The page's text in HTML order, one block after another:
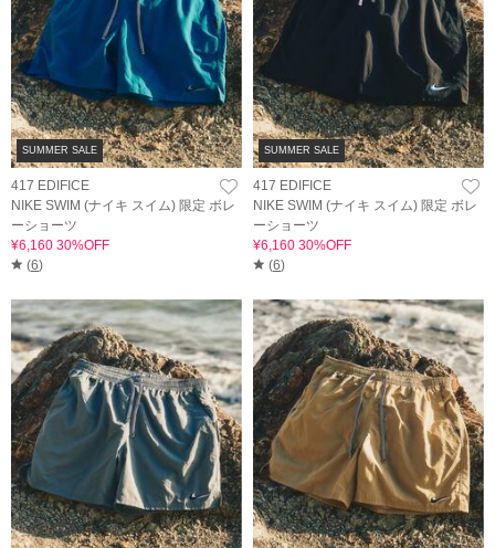
SUMMER SALE
417 EDIFICE
NIKE SWIM (ナイキ スイム) 限定 ボレ
ーショーツ
¥6,160 30%OFF
(6)
SUMMER SALE
417 EDIFICE
NIKE SWIM (ナイキ スイム) 限定 ボレ
ーショーツ
¥6,160 30%OFF
(6)